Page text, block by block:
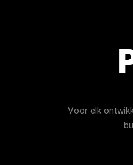
Voor elk